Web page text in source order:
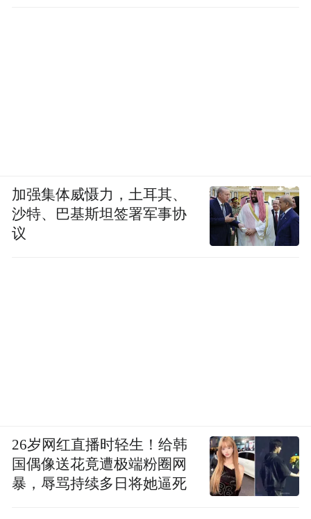
加强集体威慑力，土耳其、
沙特、巴基斯坦签署军事协
议
26岁网红直播时轻生！给韩
国偶像送花竟遭极端粉圈网
暴，辱骂持续多日将她逼死